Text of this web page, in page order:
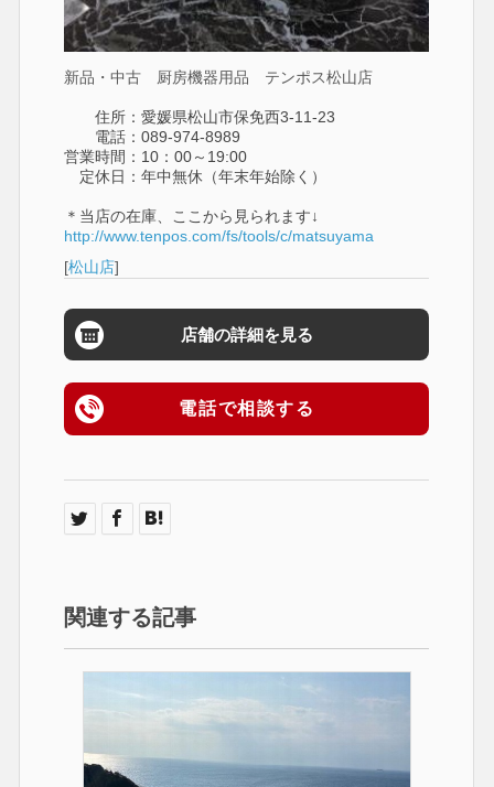
新品・中古 厨房機器用品 テンポス松山店
住所：愛媛県松山市保免西3-11-23
電話：089-974-8989
営業時間：10：00～19:00
定休日：年中無休（年末年始除く）
＊当店の在庫、ここから見られます↓
http://www.tenpos.com/fs/tools/c/matsuyama
[松山店]
店舗の詳細を見る
電話で相談する
関連する記事